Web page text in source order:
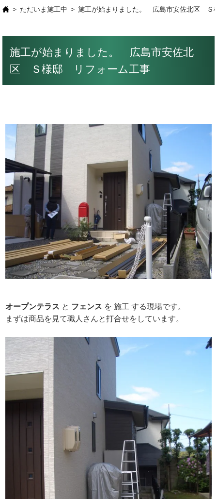
ただいま施工中 施工が始まりました。 広島市安佐北区 Ｓ
施工が始まりました。 広島市安佐北
区 Ｓ様邸 リフォーム工事
オープンテラス と フェンス を 施工 する現場です。
まずは商品を見て職人さんと打合せをしています。